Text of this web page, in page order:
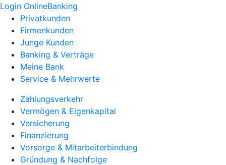
Login OnlineBanking
Privatkunden
Firmenkunden
Junge Kunden
Banking & Verträge
Meine Bank
Service & Mehrwerte
Zahlungsverkehr
Vermögen & Eigenkapital
Versicherung
Finanzierung
Vorsorge & Mitarbeiterbindung
Gründung & Nachfolge